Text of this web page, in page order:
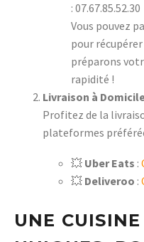
: 07.67.85.52.30
Vous pouvez
pour
préparons
rapidité !
Livraison à
Profitez de la
plateformes
💥 Uber Eats :
💥 Deliveroo :
UNE